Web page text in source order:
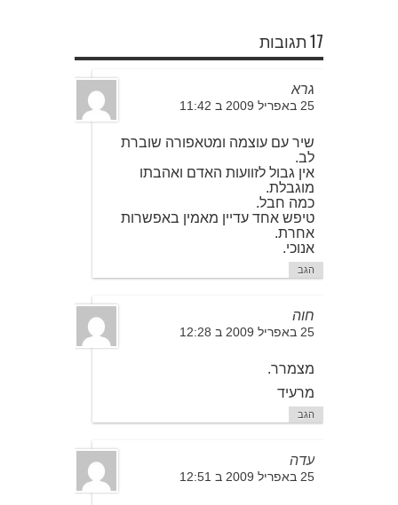
17 תגובות
גרא
25 באפריל 2009 ב 11:42
שיר עם עוצמה ומטאפורה שוברת
לב.
אין גבול לזוועות האדם ואהבתו
מוגבלת.
כמה חבל.
טיפש אחד עדיין מאמין באפשרות
אחרת.
אנוכי.
הגב
חוה
25 באפריל 2009 ב 12:28
מצמרר.
מרעיד
הגב
עדה
25 באפריל 2009 ב 12:51